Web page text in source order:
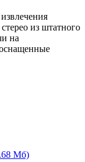
из штатного
на
Мб)